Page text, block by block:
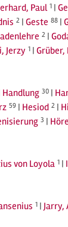
Paul 1 |
2 | Geste 88 |
2 |
Jerzy 1 | Grüber,
Handlung 30 |
59 | Hesiod 2 |
3 |
von Loyola 1 |
1 |